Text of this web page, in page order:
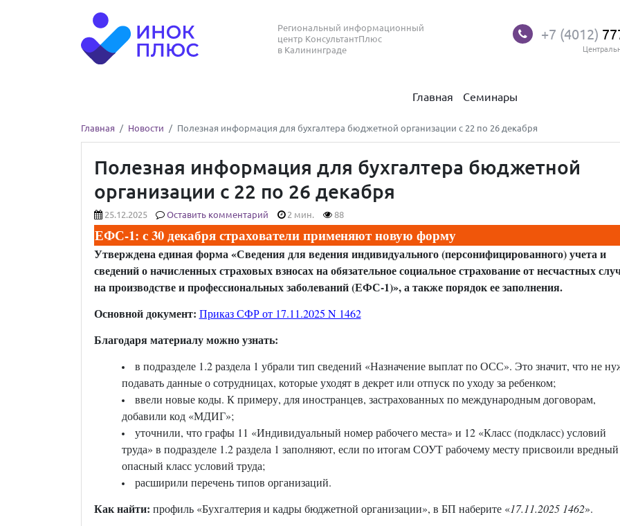
Региональный информационный
центр КонсультантПлюс
в Калининграде
+7 (4012)
Главная Семинары
Главная Новости Полезная информация для бухгалтера бюджетной организации с 22 по 26 декабря
Полезная информация для бухгалтера бюджетной
организации с 22 по 26 декабря
25.12.2025 Оставить комментарий 2 мин. 88
ЕФС-1: с 30 декабря страхователи применяют новую форму
Утверждена единая форма «Сведения для ведения индивидуального (персонифицированного) учета и
сведений о начисленных страховых взносах на обязательное социальное страхование от несчастных
на производстве и профессиональных заболеваний (ЕФС-1)», а также порядок ее заполнения.
Основной документ: Приказ СФР от 17.11.2025 N 1462
Благодаря материалу можно узнать:
в подразделе 1.2 раздела 1 убрали тип сведений «Назначение выплат по ОСС». Это значит, что не
подавать данные о сотрудницах, которые уходят в декрет или отпуск по уходу за ребенком;
ввели новые коды. К примеру, для иностранцев, застрахованных по международным договорам,
добавили код «МДИГ»;
уточнили, что графы 11 «Индивидуальный номер рабочего места» и 12 «Класс (подкласс) условий
труда» в подразделе 1.2 раздела 1 заполняют, если по итогам СОУТ рабочему месту присвоили
опасный класс условий труда;
расширили перечень типов организаций.
Как найти: профиль «Бухгалтерия и кадры бюджетной организации», в БП наберите «17.11.2025 1462».